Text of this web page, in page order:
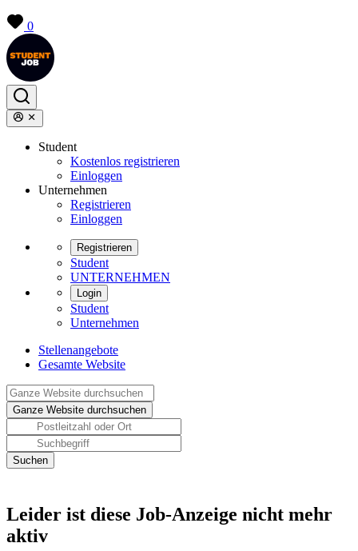
0
Student
Kostenlos registrieren
Einloggen
Unternehmen
Registrieren
Einloggen
Registrieren
Student
UNTERNEHMEN
Login
Student
Unternehmen
Stellenangebote
Gesamte Website
Leider ist diese Job-Anzeige nicht mehr
aktiv